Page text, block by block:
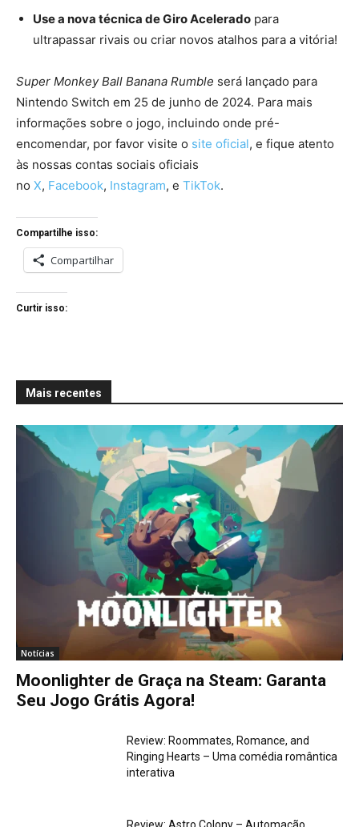
Use a nova técnica de Giro Acelerado para
ultrapassar rivais ou criar novos atalhos para a vitória!
Super Monkey Ball Banana Rumble será lançado para
Nintendo Switch em 25 de junho de 2024. Para mais
informações sobre o jogo, incluindo onde pré-
encomendar, por favor visite o site oficial, e fique atento
às nossas contas sociais oficiais
no X, Facebook, Instagram, e TikTok.
Compartilhe isso:
Compartilhar
Curtir isso:
Mais recentes
Notícias
Moonlighter de Graça na Steam: Garanta
Seu Jogo Grátis Agora!
Review: Roommates, Romance, and
Ringing Hearts – Uma comédia romântica
interativa